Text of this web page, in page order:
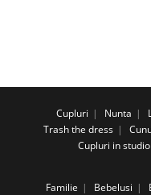
Cupluri Nunta
Trash the dress
Cupluri in studio
Familie Bebelusi